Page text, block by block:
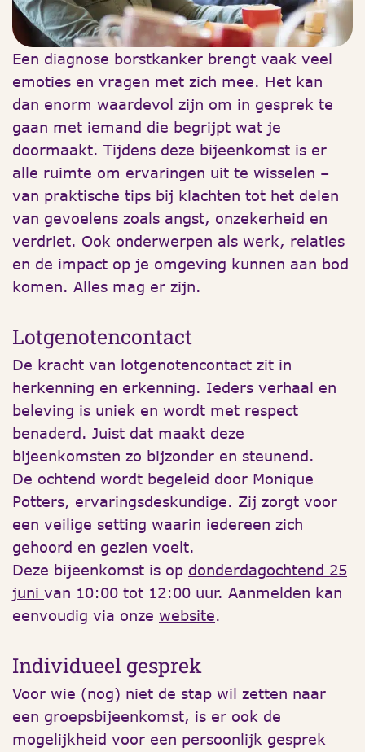
Een diagnose borstkanker brengt vaak veel
emoties en vragen met zich mee. Het kan
dan enorm waardevol zijn om in gesprek te
gaan met iemand die begrijpt wat je
doormaakt. Tijdens deze bijeenkomst is er
alle ruimte om ervaringen uit te wisselen –
van praktische tips bij klachten tot het delen
van gevoelens zoals angst, onzekerheid en
verdriet. Ook onderwerpen als werk, relaties
en de impact op je omgeving kunnen aan bod
komen. Alles mag er zijn.
Lotgenotencontact
De kracht van lotgenotencontact zit in
herkenning en erkenning. Ieders verhaal en
beleving is uniek en wordt met respect
benaderd. Juist dat maakt deze
bijeenkomsten zo bijzonder en steunend.
De ochtend wordt begeleid door Monique
Potters, ervaringsdeskundige. Zij zorgt voor
een veilige setting waarin iedereen zich
gehoord en gezien voelt.
Deze bijeenkomst is op donderdagochtend 25
juni van 10:00 tot 12:00 uur. Aanmelden kan
eenvoudig via onze website.
Individueel gesprek
Voor wie (nog) niet de stap wil zetten naar
een groepsbijeenkomst, is er ook de
mogelijkheid voor een persoonlijk gesprek